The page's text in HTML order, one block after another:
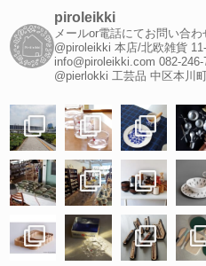
piroleikki
メールor電話にてお問い合
@piroleikki 本店/北欧雑貨
info@piroleikki.com 082-246-
@pierlokki 工芸品 中区本川